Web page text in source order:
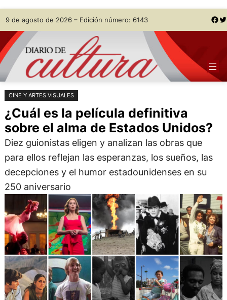
Saltar
al
contenido
Skip
to
content
9 de agosto de 2026 – Edición número: 6143 Facebook Twitter
CINE Y ARTES VISUALES
¿Cuál es la película definitiva
sobre el alma de Estados Unidos?
Diez guionistas eligen y analizan las obras que
para ellos reflejan las esperanzas, los sueños, las
decepciones y el humor estadounidenses en su
250 aniversario